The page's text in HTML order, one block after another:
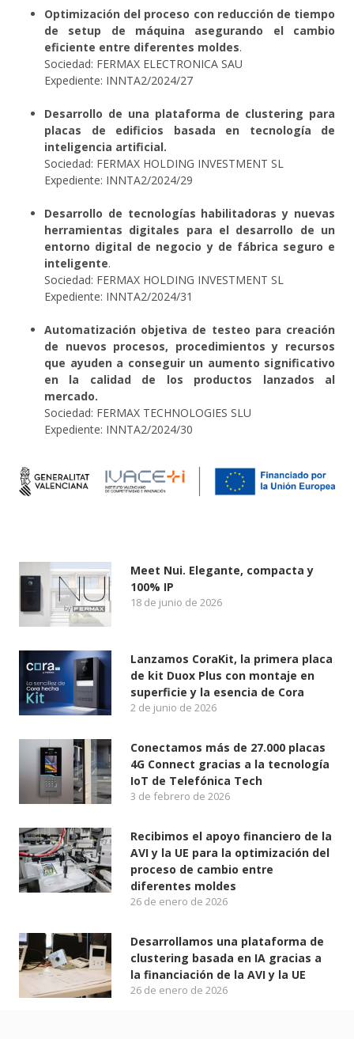
Optimización del proceso con reducción de tiempo
de setup de máquina asegurando el cambio
eficiente entre diferentes moldes.
Sociedad: FERMAX ELECTRONICA SAU
Expediente: INNTA2/2024/27
Desarrollo de una plataforma de clustering para
placas de edificios basada en tecnología de
inteligencia artificial.
Sociedad: FERMAX HOLDING INVESTMENT SL
Expediente: INNTA2/2024/29
Desarrollo de tecnologías habilitadoras y nuevas
herramientas digitales para el desarrollo de un
entorno digital de negocio y de fábrica seguro e
inteligente.
Sociedad: FERMAX HOLDING INVESTMENT SL
Expediente: INNTA2/2024/31
Automatización objetiva de testeo para creación
de nuevos procesos, procedimientos y recursos
que ayuden a conseguir un aumento significativo
en la calidad de los productos lanzados al
mercado.
Sociedad: FERMAX TECHNOLOGIES SLU
Expediente: INNTA2/2024/30
Meet Nui. Elegante, compacta y
100% IP
18 de junio de 2026
Lanzamos CoraKit, la primera placa
de kit Duox Plus con montaje en
superficie y la esencia de Cora
2 de junio de 2026
Conectamos más de 27.000 placas
4G Connect gracias a la tecnología
IoT de Telefónica Tech
3 de febrero de 2026
Recibimos el apoyo financiero de la
AVI y la UE para la optimización del
proceso de cambio entre
diferentes moldes
26 de enero de 2026
Desarrollamos una plataforma de
clustering basada en IA gracias a
la financiación de la AVI y la UE
26 de enero de 2026